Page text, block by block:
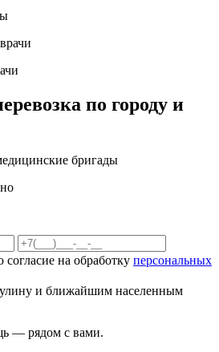
по городу и
бригады
согласие на обработку персональных
и ближайшим населенным
— рядом с вами.